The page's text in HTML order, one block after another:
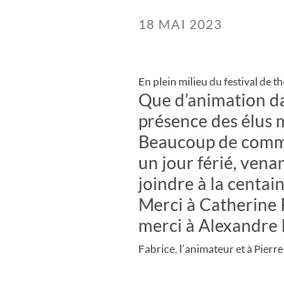
18 MAI 2023
En plein milieu du festival de
Que d’animation
présence des élus
Beaucoup de
un jour férié,
joindre à la
Merci à Catherine
merci à
Fabrice, l’animateur et à